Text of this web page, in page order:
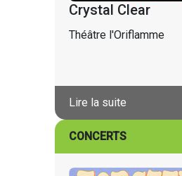
Crystal Clear
Théâtre l'Oriflamme
Lire la suite
CONCERTS